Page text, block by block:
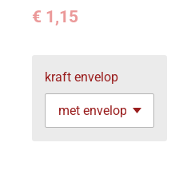
€ 1,15
kraft envelop